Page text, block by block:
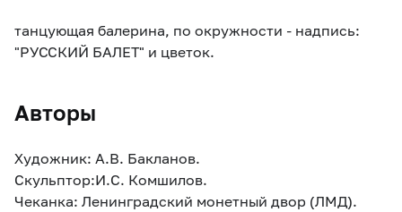
танцующая балерина, по окружности - надпись:
"РУССКИЙ БАЛЕТ" и цветок.
Авторы
Художник: А.В. Бакланов.
Скульптор:И.С. Комшилов.
Чеканка: Ленинградский монетный двор (ЛМД).